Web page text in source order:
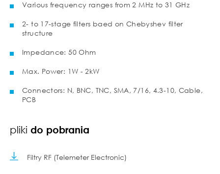
Various frequency ranges from 2 MHz to 31 GHz
2- to 17-stage filters baed on Chebyshev filter
structure
Impedance: 50 Ohm
Max. Power: 1W - 2kW
Connectors: N, BNC, TNC, SMA, 7/16, 4.3-10, Cable,
PCB
pliki do pobrania
Filtry RF (Telemeter Electronic)